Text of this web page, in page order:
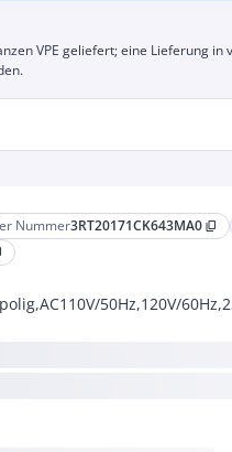
Nummer3RT20171CK643MA0 content_copy
50Hz,120V/
VPE geliefert; eine Lieferung in